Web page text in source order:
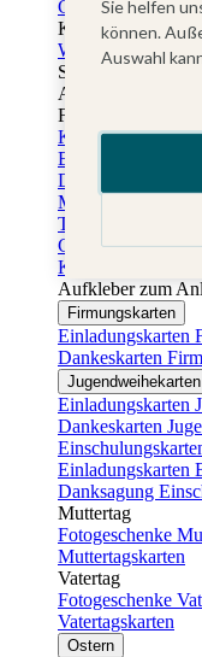
Gästebuch Taufe
Kartenbox Taufe
Sticker Taufe
Absenderaufkleber
Fotobuch Taufe
Einladungskarten
Danksagung
Menükarten
Tischkarten
Gästebuch
Kerzen
Aufkleber zum
Firmungskarten
Einladungskarten
Dankeskarten
Jugendweihekarten
Einladungskarten
Dankeskarten
Einladungskarten
Danksagung
Muttertag
Fotogeschenke
Muttertagskarten
Vatertag
Fotogeschenke
Vatertagskarten
Ostern
Sie helfen
können.
Auswahl